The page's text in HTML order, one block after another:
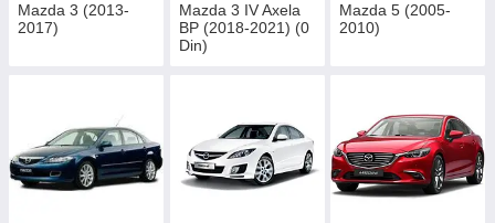
Mazda 3 (2013-
2017)
Mazda 3 IV Axela
BP (2018-2021) (0
Din)
Mazda 5 (2005-
2010)